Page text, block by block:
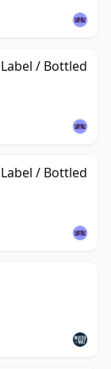
/ Bottled
/ Bottled